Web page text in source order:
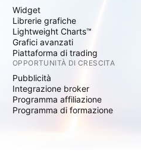
Widget
Librerie grafiche
Lightweight Charts™
Grafici avanzati
Piattaforma di trading
OPPORTUNITÀ DI CRESCITA
Pubblicità
Integrazione broker
Programma affiliazione
Programma di formazione